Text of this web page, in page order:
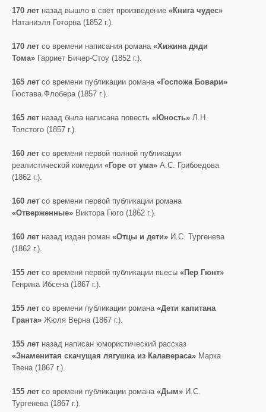
170 лет назад вышло в свет произведение «Книга чудес»
Натаниэля Готорна (1852 г.).
170 лет со времени написания романа «Хижина дяди
Тома» Гарриет Бичер-Стоу (1852 г.).
165 лет со времени публикации романа «Госпожа Бовари»
Гюстава Флобера (1857 г.).
165 лет назад была написана повесть «Юность» Л.Н.
Толстого (1857 г.).
160 лет со времени первой полной публикации
реалистической комедии «Горе от ума» А.С. Грибоедова
(1862 г.).
160 лет со времени первой публикации романа
«Отверженные» Виктора Гюго (1862 г.).
160 лет назад издан роман «Отцы и дети» И.С. Тургенева
(1862 г.).
155 лет со времени первой публикации пьесы «Пер Гюнт»
Генрика Ибсена (1867 г.).
155 лет со времени публикации романа «Дети капитана
Гранта» Жюля Верна (1867 г.).
155 лет назад написан юмористический рассказ
«Знаменитая скачущая лягушка из Калавераса» Марка
Твена (1867 г.).
155 лет со времени публикации романа «Дым» И.С.
Тургенева (1867 г.).